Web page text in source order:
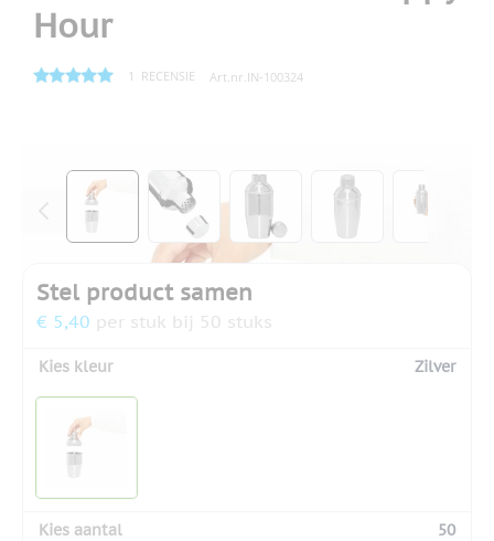
Hour
1 RECENSIE Art.nr. IN-100324
View larger imageView larger imageView larger image
View larger
Stel product samen
€ 5,40 per stuk bij 50 stuks
Kies kleur Zilver
Kies aantal 50